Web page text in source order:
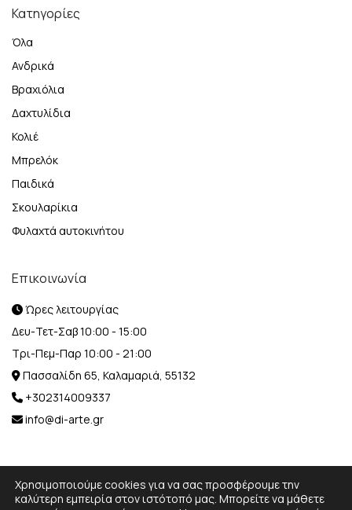
Κατηγορίες
Όλα
Ανδρικά
Βραχιόλια
Δαχτυλίδια
Κολιέ
Μπρελόκ
Παιδικά
Σκουλαρίκια
Φυλαχτά αυτοκινήτου
Επικοινωνία
Ώρες λειτουργίας
Δευ-Τετ-Σαβ 10:00 - 15:00
Τρι-Πεμ-Παρ 10:00 - 21:00
Πασσαλίδη 65, Καλαμαριά, 55132
+302314009337
info@di-arte.gr
Χρησιμοποιούμε cookies για να σας προσφέρουμε την
καλύτερη εμπειρία στον ιστότοπό μας. Μπορείτε να μάθετε